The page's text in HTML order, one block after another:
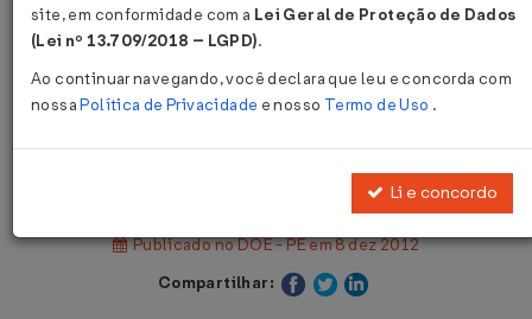
Página Inicial
Legislações
Lei Nº 14860 DE 07/12/2012
Publicado no DOE - PE em 8 dez 2012
Compartilhar:
site, em conformidade com a Lei Geral de Proteção de Dados
(Lei nº 13.709/2018 – LGPD).
Ao continuar navegando, você declara que leu e concorda com
nossaPolítica de Privacidade e nosso Termo de Uso .
Li e concordo